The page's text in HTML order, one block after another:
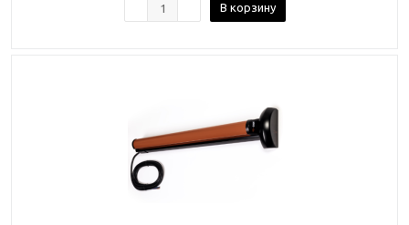
В корзину